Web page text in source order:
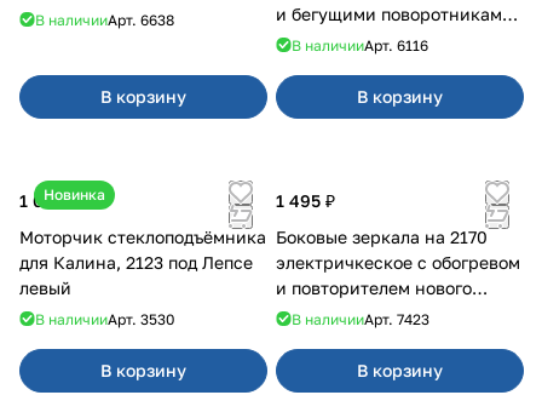
В наличииАрт. 6638
В корзину
и бегущими поворотниками
на 2180
В наличииАрт. 6116
В корзину
Новинка
1 000 ₽
Моторчик стеклоподъёмника
для Калина, 2123 под Лепсе
левый
В наличииАрт. 3530
В корзину
1 495 ₽
Боковые зеркала на 2170
электричкеское с обогревом
и повторителем нового
образца
В наличииАрт. 7423
В корзину